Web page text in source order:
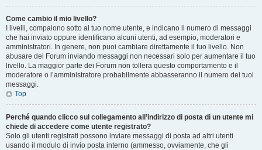
Come cambio il mio livello?
I livelli, compaiono sotto al tuo nome utente, e indicano il numero di messaggi
che hai inviato oppure identificano alcuni utenti, ad esempio, moderatori e
amministratori. In genere, non puoi cambiare direttamente il tuo livello. Non
abusare del Forum inviando messaggi non necessari solo per aumentare il tuo
livello. La maggior parte dei Forum non tollera questo comportamento e il
moderatore o l’amministratore probabilmente abbasseranno il numero dei tuoi
messaggi.
Top
Perché quando clicco sul collegamento all’indirizzo di posta di un utente mi
chiede di accedere come utente registrato?
Solo gli utenti registrati possono inviare messaggi di posta ad altri utenti
usando il modulo di invio posta interno (ammesso, ovviamente, che gli